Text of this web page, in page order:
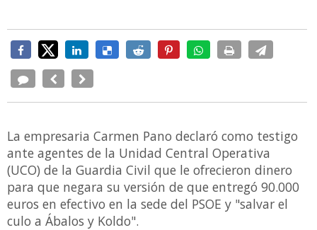
La empresaria Carmen Pano declaró como testigo
ante agentes de la Unidad Central Operativa
(UCO) de la Guardia Civil que le ofrecieron dinero
para que negara su versión de que entregó 90.000
euros en efectivo en la sede del PSOE y "salvar el
culo a Ábalos y Koldo".